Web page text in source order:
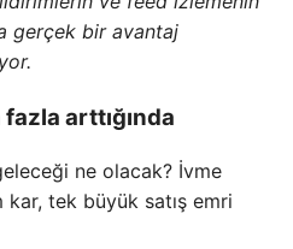
gerçek bir avantaj
arttığında
ne olacak? İvme
tek büyük satış emri